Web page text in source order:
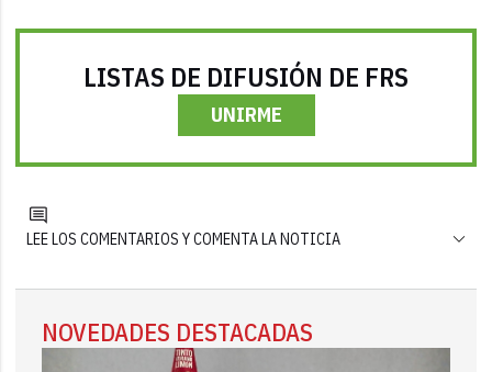
LISTAS DE DIFUSIÓN DE FRS
UNIRME
LEE LOS COMENTARIOS Y COMENTA LA NOTICIA
NOVEDADES DESTACADAS